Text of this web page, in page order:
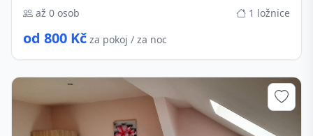
až 0 osob
1 ložnice
od 800 Kč za pokoj / za noc